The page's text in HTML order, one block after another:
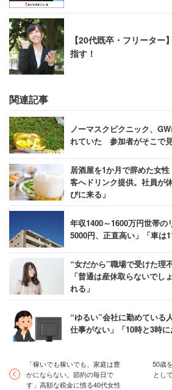
【20代既卒・フリーター
指す！
関連記事
ノーマスクピクニック、
れていた 参加者がそこで
居酒屋を1か月で辞めた女
客へドリンク提供。社員が
びに来る」
年収1400～1600万円世帯
5000円、正直高い」「車は
“女だから”職場で受けた理
「普通は産休取らないでし
れる」
“ゆるい”会社に勤めてい
仕事がない」「10時と3時に
「稼いでも稼いでも、家庭は豊
かにならない。節約の毎日で
す」高額な税金に憤る40代女性
50歳
とし